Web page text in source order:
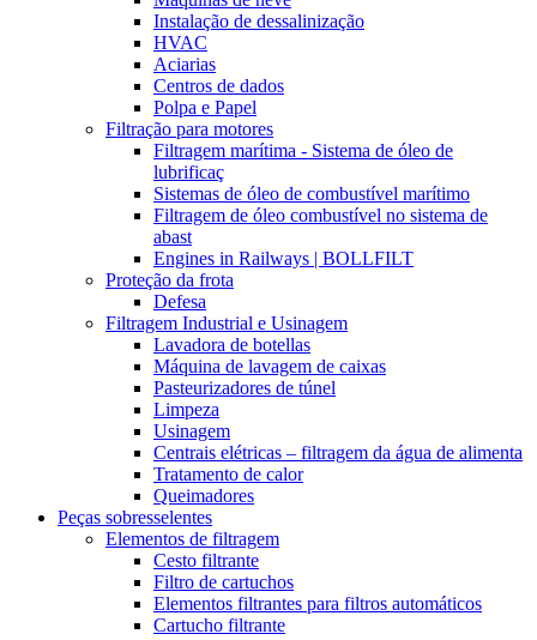
Instalação de dessalinização
HVAC
Aciarias
Centros de dados
Polpa e Papel
Filtração para motores
Filtragem marítima - Sistema de óleo de
lubrificaç
Sistemas de óleo de combustível marítimo
Filtragem de óleo combustível no sistema de
abast
Engines in Railways | BOLLFILT
Proteção da frota
Defesa
Filtragem Industrial e Usinagem
Lavadora de botellas
Máquina de lavagem de caixas
Pasteurizadores de túnel
Limpeza
Usinagem
Centrais elétricas – filtragem da água de alimenta
Tratamento de calor
Queimadores
Peças sobresselentes
Elementos de filtragem
Cesto filtrante
Filtro de cartuchos
Elementos filtrantes para filtros automáticos
Cartucho filtrante